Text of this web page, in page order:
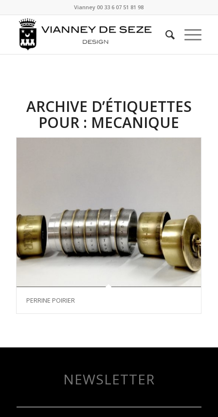
Vianney00 33 6 07 51 81 98
ARCHIVE D’ÉTIQUETTES
POUR : MECANIQUE
PERRINE POIRIER
NEWSLETTER